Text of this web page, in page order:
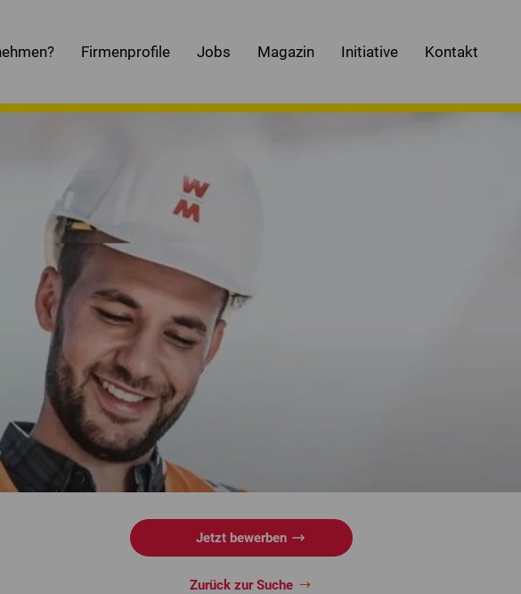
Firmenprofile Jobs Magazin Initiative Kontakt
Jetzt bewerben
Zurück zur Suche